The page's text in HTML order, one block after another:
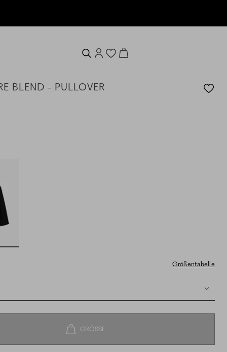
BLEND - PULLOVER
Größentabelle